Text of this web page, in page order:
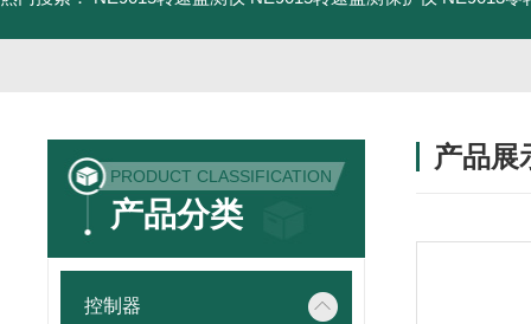
PRODUCT CLASSIFICATION
产品分类
控制器
产品展